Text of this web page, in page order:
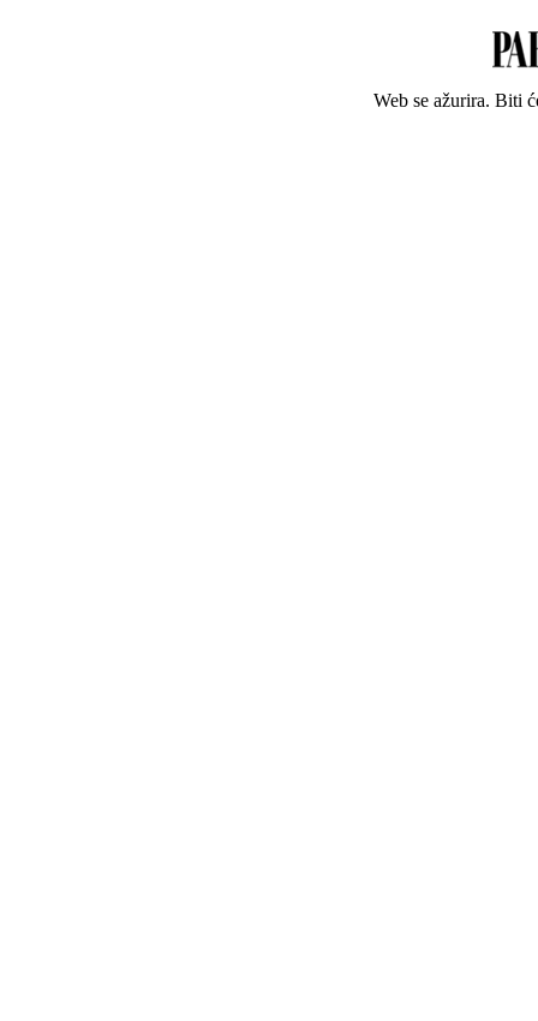
Web se ažurira. Biti